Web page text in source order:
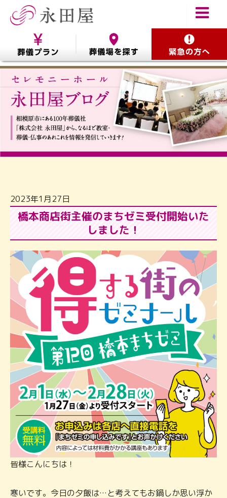
2023年1月27日
橋本商店街主催のまちゼミ受付開始いた
しました！
皆様こんにちは！
寒いです。今日の夕飯は…と考えてもお鍋しか思い浮か